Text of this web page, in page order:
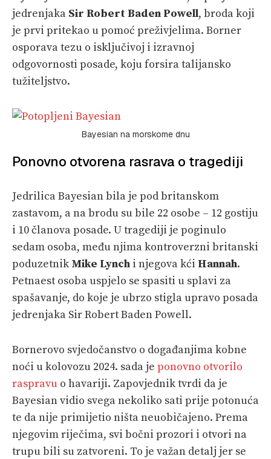
jedrenjaka Sir Robert Baden Powell, broda koji
je prvi pritekao u pomoć preživjelima. Borner
osporava tezu o isključivoj i izravnoj
odgovornosti posade, koju forsira talijansko
tužiteljstvo.
Bayesian na morskome dnu
Ponovno otvorena rasrava o tragediji
Jedrilica Bayesian bila je pod britanskom
zastavom, a na brodu su bile 22 osobe – 12 gostiju
i 10 članova posade. U tragediji je poginulo
sedam osoba, među njima kontroverzni britanski
poduzetnik Mike Lynch i njegova kći Hannah.
Petnaest osoba uspjelo se spasiti u splavi za
spašavanje, do koje je ubrzo stigla upravo posada
jedrenjaka Sir Robert Baden Powell.
Bornerovo svjedočanstvo o događanjima kobne
noći u kolovozu 2024. sada je ponovno otvorilo
raspravu o havariji. Zapovjednik tvrdi da je
Bayesian vidio svega nekoliko sati prije potonuća
te da nije primijetio ništa neuobičajeno. Prema
njegovim riječima, svi bočni prozori i otvori na
trupu bili su zatvoreni. To je važan detalj jer se